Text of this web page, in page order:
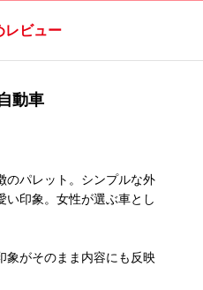
レビュー
動車
のパレット。シンプルな外
い印象。女性が選ぶ車とし
象がそのまま内容にも反映